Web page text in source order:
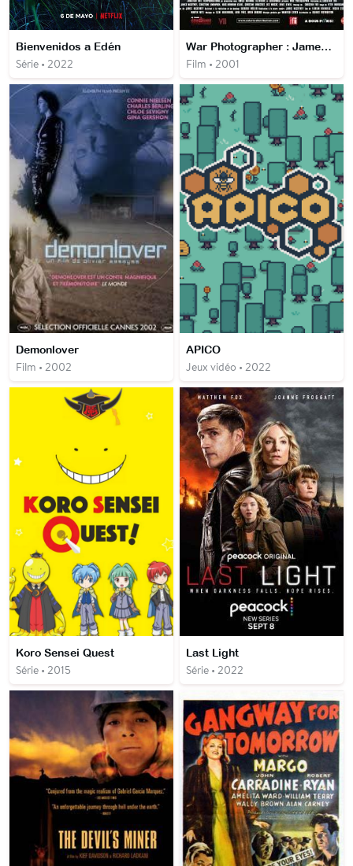
Bienvenidos a Edén
Série • 2022
War Photographer : James Nachtwey
Film • 2001
Demonlover
Film • 2002
APICO
Jeux vidéo • 2022
Koro Sensei Quest
Série • 2015
Last Light
Série • 2022